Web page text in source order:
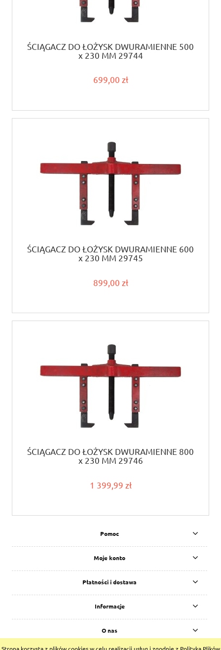
ŚCIĄGACZ DO ŁOŻYSK DWURAMIENNE 500
x 230 MM 29744
699,00 zł
ŚCIĄGACZ DO ŁOŻYSK DWURAMIENNE 600
x 230 MM 29745
899,00 zł
ŚCIĄGACZ DO ŁOŻYSK DWURAMIENNE 800
x 230 MM 29746
1 399,99 zł
Pomoc
Moje konto
Płatności i dostawa
Informacje
O nas